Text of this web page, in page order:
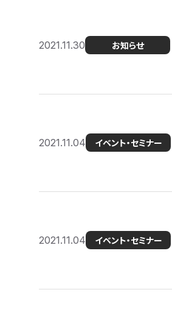
2021.11.30 お知らせ
2021.11.04 イベント・セミナー
2021.11.04 イベント・セミナー